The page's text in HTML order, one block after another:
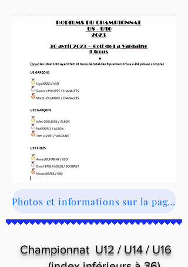
Photos et informations sur la page du TK
Championnat U12 / U14 / U16